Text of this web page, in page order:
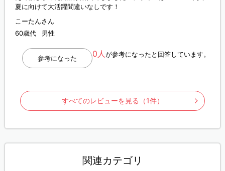
夏に向けて大活躍間違いなしです！
こーたんさん
60歳代
男性
0人が参考になったと回答しています。
参考になった
すべてのレビューを見る（1件）
関連カテゴリ